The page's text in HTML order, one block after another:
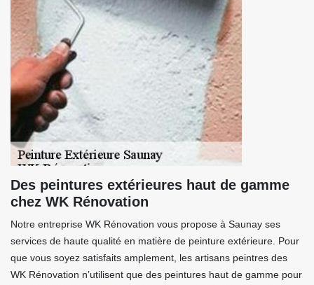
Des peintures extérieures haut de gamme
chez WK Rénovation
Notre entreprise WK Rénovation vous propose à Saunay ses
services de haute qualité en matière de peinture extérieure. Pour
que vous soyez satisfaits amplement, les artisans peintres des
WK Rénovation n’utilisent que des peintures haut de gamme pour